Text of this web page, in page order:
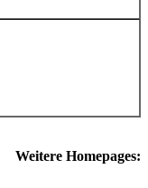
Weitere Homepages: